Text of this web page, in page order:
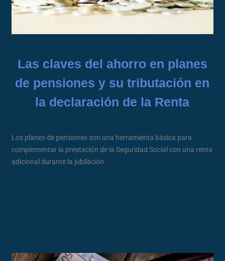
Las claves del ahorro en planes
de pensiones y su tributación en
la declaración de la Renta
Los planes de pensiones son una herramienta básica para
complementar la prestación de la Seguridad Social con una renta
adicional durante la jubilación.